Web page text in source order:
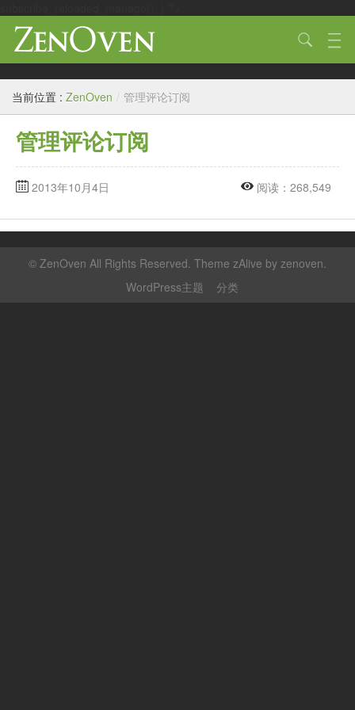
技术
生活
作品
标签
当前位置 : ZenOven / 管理评论订阅
管理评论订阅
2013年10月4日 阅读：268,549
© ZenOven All Rights Reserved. Theme zAlive by zenoven.
WordPress主题
分类